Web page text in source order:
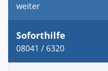
weiter
Soforthilfe
08041 / 6320